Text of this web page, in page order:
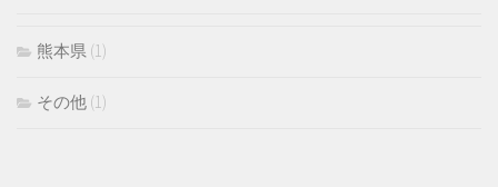
熊本県 (1)
その他 (1)